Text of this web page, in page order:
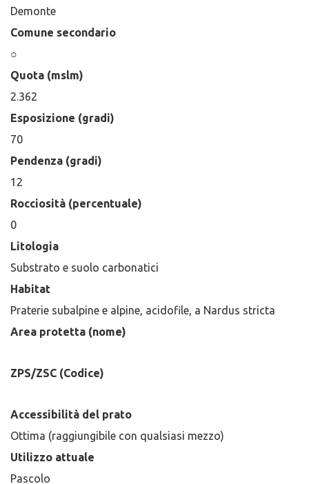
Demonte
Comune secondario
○
Quota (mslm)
2.362
Esposizione (gradi)
70
Pendenza (gradi)
12
Rocciosità (percentuale)
0
Litologia
Substrato e suolo carbonatici
Habitat
Praterie subalpine e alpine, acidofile, a Nardus stricta
Area protetta (nome)
ZPS/ZSC (Codice)
Accessibilità del prato
Ottima (raggiungibile con qualsiasi mezzo)
Utilizzo attuale
Pascolo